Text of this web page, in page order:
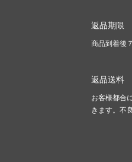
返品期限
商品到着後
返品送料
お客様都合
きます。不